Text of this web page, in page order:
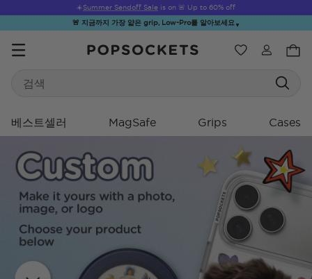
☀️Summer Sendoff Sale is on 🚨 Up to 60% off
🚨 지금까지 가장 얇은 grip, Low-Pro를 알아보세요 ▼
위시리스트
Search
베스트셀러 MagSafe Grips Cases
☀️ Summer
Sendoff Sale
Hello Kitty®
and Friends
Second
Morning
Sea Spell